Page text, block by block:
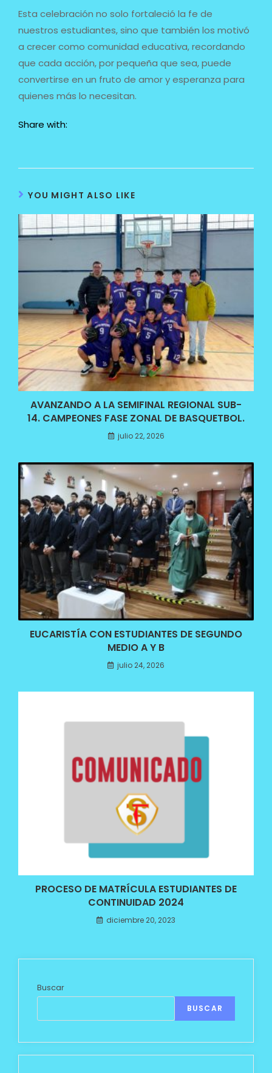
Esta celebración no solo fortaleció la fe de
nuestros estudiantes, sino que también los motivó
a crecer como comunidad educativa, recordando
que cada acción, por pequeña que sea, puede
convertirse en un fruto de amor y esperanza para
quienes más lo necesitan.
Share with:
YOU MIGHT ALSO LIKE
AVANZANDO A LA SEMIFINAL REGIONAL SUB-
14. CAMPEONES FASE ZONAL DE BASQUETBOL.
julio 22, 2026
EUCARISTÍA CON ESTUDIANTES DE SEGUNDO
MEDIO A Y B
julio 24, 2026
PROCESO DE MATRÍCULA ESTUDIANTES DE
CONTINUIDAD 2024
diciembre 20, 2023
Buscar
BUSCAR